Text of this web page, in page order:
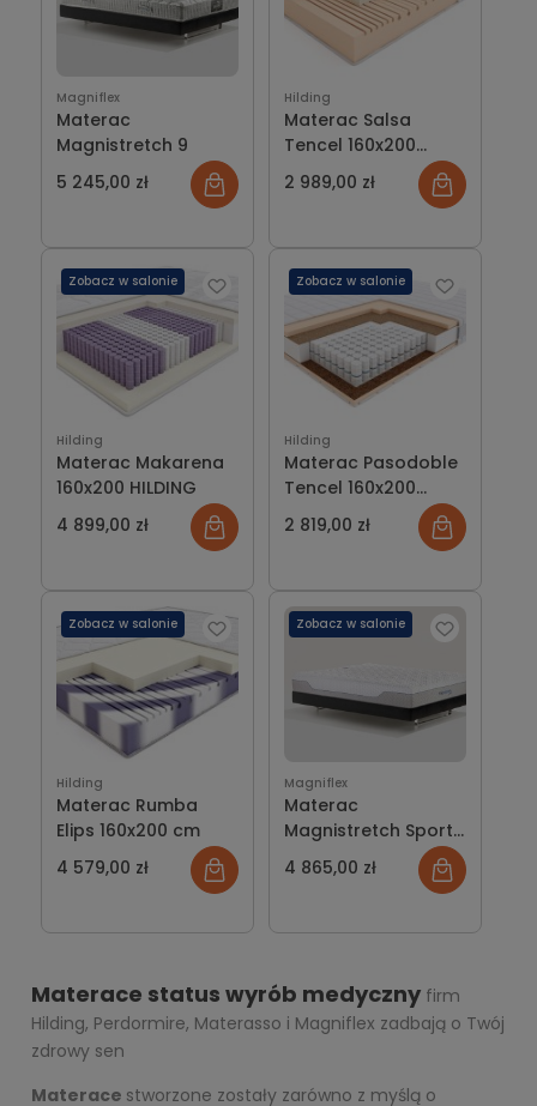
Magniflex
Materac
Magnistretch 9
5 245,00 zł
Hilding
Materac Salsa
Tencel 160x200
HILDING
2 989,00 zł
Hilding
Materac Makarena
160x200 HILDING
4 899,00 zł
Zobacz w salonie
Hilding
Materac Pasodoble
Tencel 160x200
HILDING
2 819,00 zł
Zobacz w salonie
Hilding
Materac Rumba
Elips 160x200 cm
4 579,00 zł
Zobacz w salonie
Magniflex
Materac
Magnistretch Sport
9 Plus
4 865,00 zł
Zobacz w salonie
Materace status wyrób medyczny firm
Hilding, Perdormire, Materasso i Magniflex zadbają o Twój
zdrowy sen
Materace stworzone zostały zarówno z myślą o